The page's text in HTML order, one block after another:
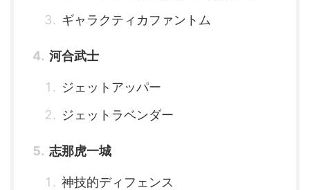
ギャラクティカファントム
河合武士
ジェットアッパー
ジェットラベンダー
志那虎一城
神技的ディフェンス